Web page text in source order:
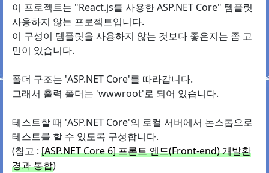
이 프로젝트는 "React.js를 사용한 ASP.NET Core" 템플릿
사용하지 않는 프로젝트입니다.
이 구성이 템플릿을 사용하지 않는 것보다 좋은지는 좀 고
민이 있습니다.
폴더 구조는 'ASP.NET Core'를 따라갑니다.
그래서 출력 폴더는 'wwwroot'로 되어 있습니다.
테스트할 때 'ASP.NET Core'의 로컬 서버에서 논스톱으로
테스트를 할 수 있도록 구성합니다.
(참고 : [ASP.NET Core 6] 프론트 엔드(Front-end) 개발환
경과 통합)